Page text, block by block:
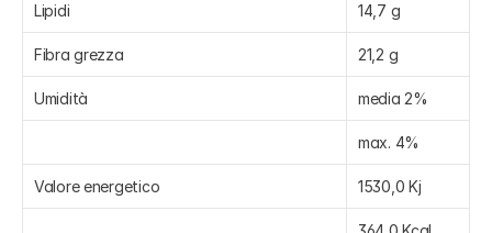
Lipidi 14,7 g
Fibra grezza 21,2 g
Umidità media 2%
max. 4%
Valore energetico 1530,0 Kj